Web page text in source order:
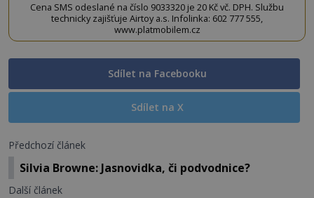
Cena SMS odeslané na číslo 9033320 je 20 Kč vč. DPH. Službu
technicky zajišťuje Airtoy a.s. Infolinka: 602 777 555,
www.platmobilem.cz
Sdílet na Facebooku
Sdílet na X
Předchozí článek
Silvia Browne: Jasnovidka, či podvodnice?
Další článek